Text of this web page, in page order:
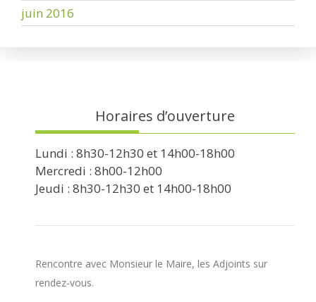
juin 2016
Horaires d’ouverture
Lundi : 8h30-12h30 et 14h00-18h00
Mercredi : 8h00-12h00
Jeudi : 8h30-12h30 et 14h00-18h00
Rencontre avec Monsieur le Maire, les Adjoints sur
rendez-vous.